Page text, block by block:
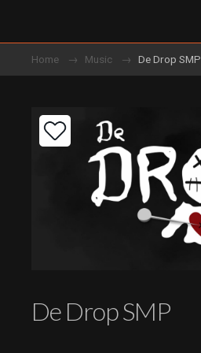
Home Music De Drop SMP
De Drop SMP